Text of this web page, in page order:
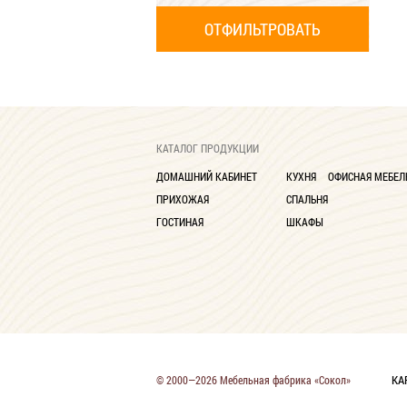
КАТАЛОГ ПРОДУКЦИИ
ДОМАШНИЙ КАБИНЕТ
ПРИХОЖАЯ
ГОСТИНАЯ
КУХНЯ
СПАЛЬНЯ
ШКАФЫ
ОФИСНАЯ
© 2000—2026 Мебельная фабрика «Сокол»